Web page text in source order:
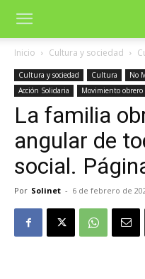
Inicio Cultura y sociedad
Cultura y sociedad Cultura No
Acción Solidaria
Movimiento obrero
La familia
angular de
social.
Por Solinet - 6 de febrero de